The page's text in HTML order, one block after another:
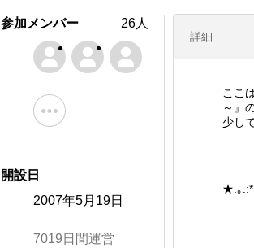
詳細
ここ
～』
少し
★.｡.:*
参加メンバー 26人
開設日
2007年5月19日
7019日間運営